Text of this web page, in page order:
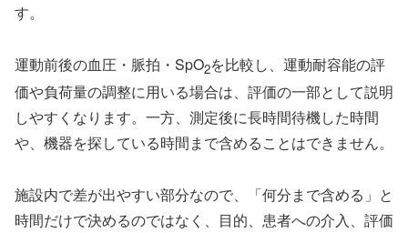
す。
運動前後の血圧・脈拍・SpO2を比較し、運動耐容能の評
価や負荷量の調整に用いる場合は、評価の一部として説明
しやすくなります。一方、測定後に長時間待機した時間
や、機器を探している時間まで含めることはできません。
施設内で差が出やすい部分なので、「何分まで含める」と
時間だけで決めるのではなく、目的、患者への介入、評価